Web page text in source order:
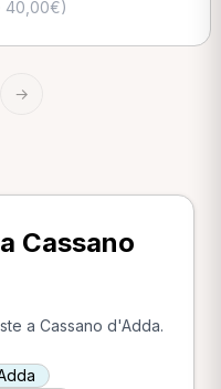
40,00€)
→
Cassano
a Cassano d'Adda.